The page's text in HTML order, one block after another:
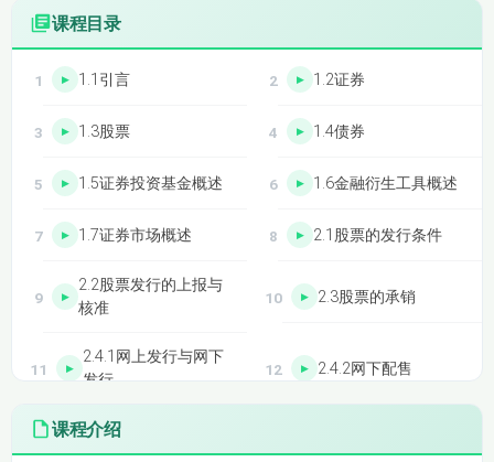
课程目录
1.1引言 1.2证券
1.3股票 1.4债券
1.5证券投资基金概述 1.6金融衍生工具概述
1.7证券市场概述 2.1股票的发行条件
2.2股票发行的上报与
核准
2.3股票的承销
2.4.1网上发行与网下
发行
2.4.2网下配售
2.5发行价格
（1）
课程介绍